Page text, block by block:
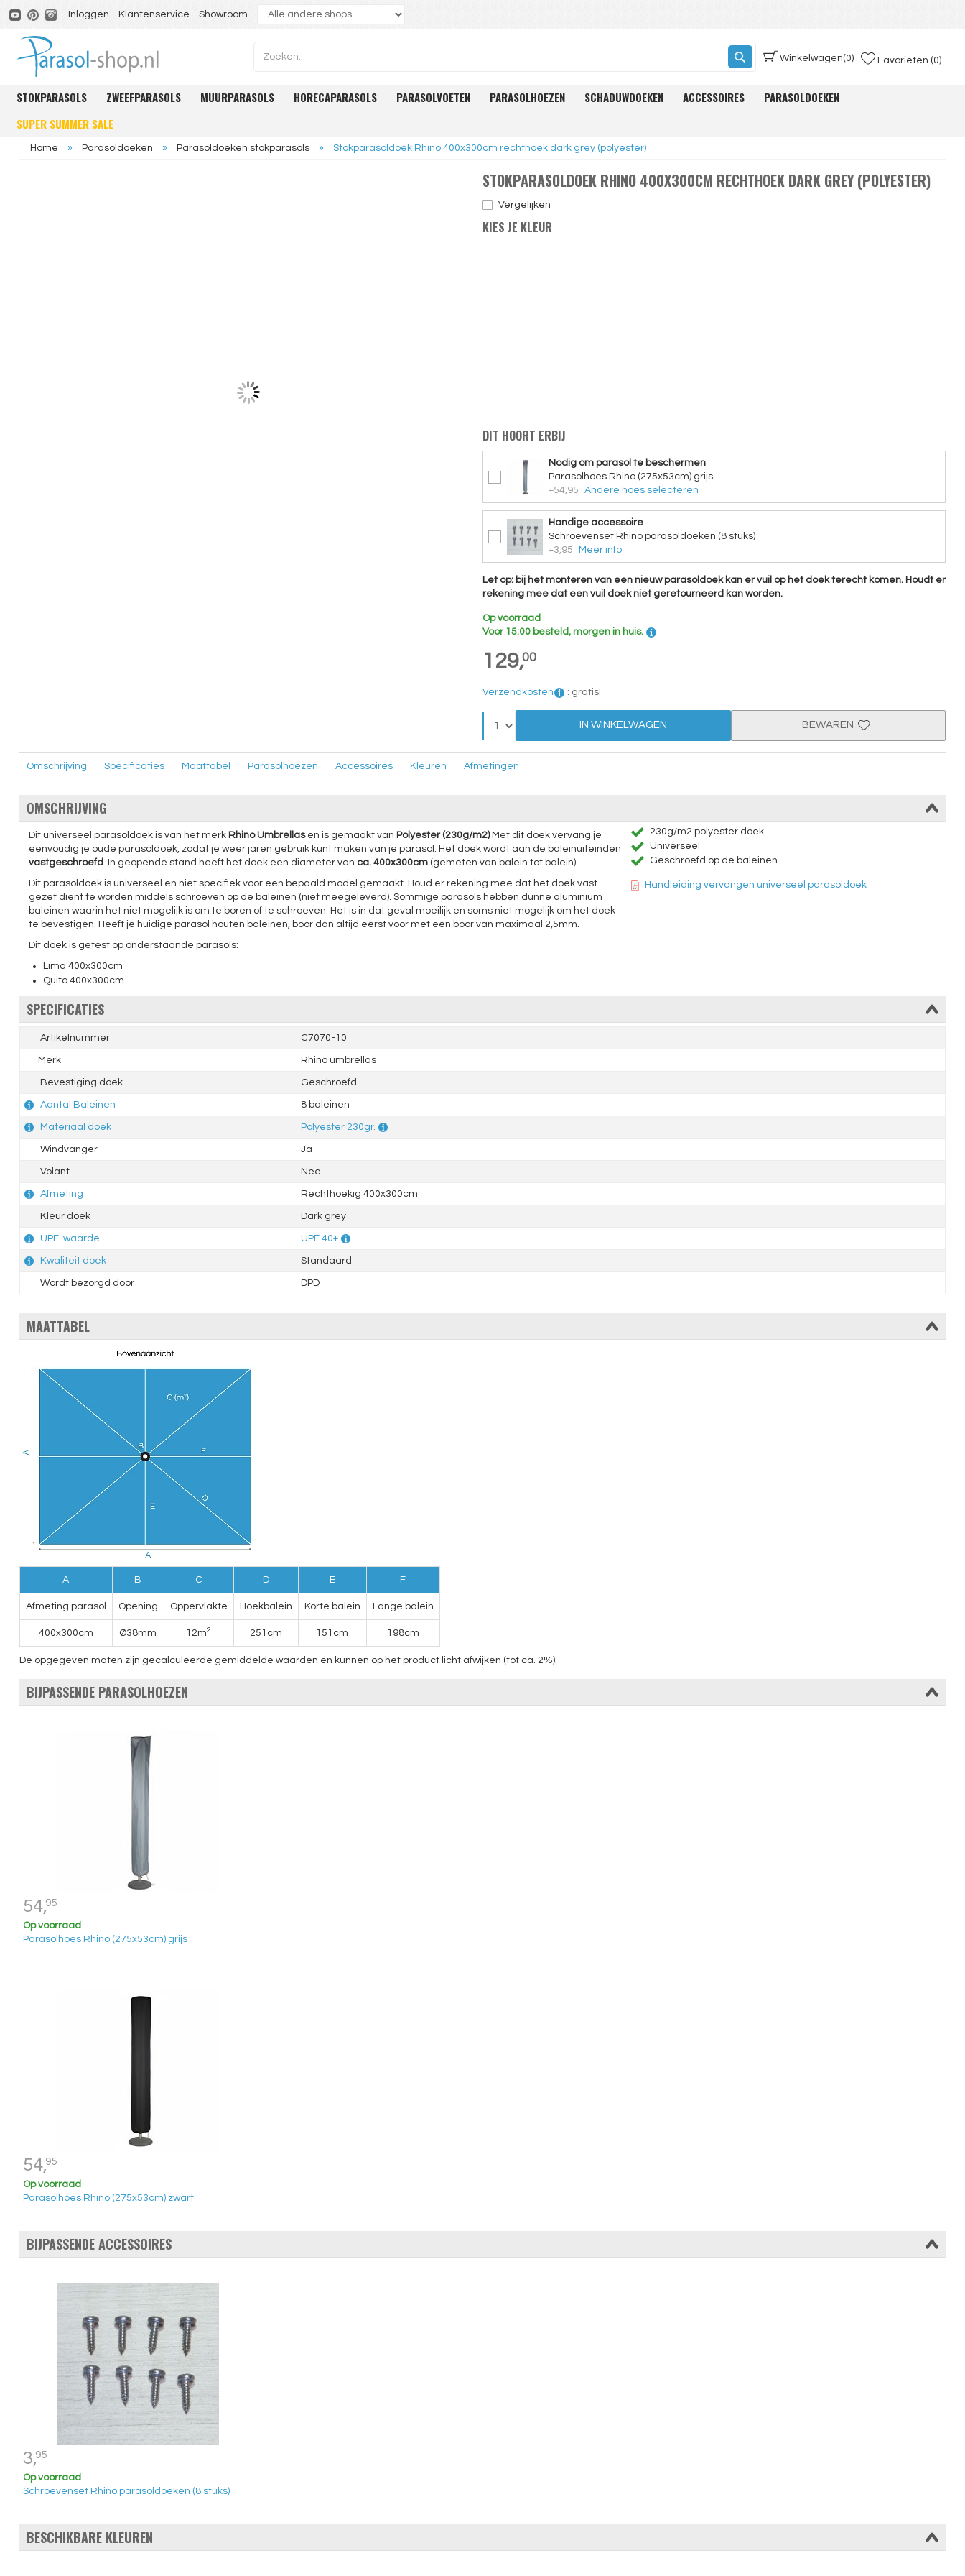
Inloggen Klantenservice Showroom
Winkelwagen(0) Favorieten (0)
STOKPARASOLS ZWEEFPARASOLS MUURPARASOLS HORECAPARASOLS PARASOLVOETEN PARASOLHOEZEN SCHADUWDOEKEN ACCESSOIRES
PARASOLDOEKEN
SUPER SUMMER SALE
Home » Parasoldoeken » Parasoldoeken stokparasols » Stokparasoldoek Rhino 400x300cm rechthoek dark grey (polyester)
STOKPARASOLDOEK RHINO 400X300CM RECHTHOEK DARK GREY (POLYESTER)
Vergelijken
KIES JE KLEUR
DIT HOORT ERBIJ
Nodig om parasol te beschermen
Parasolhoes Rhino (275x53cm) grijs
+54,95
Andere hoes selecteren
Handige accessoire
Schroevenset Rhino parasoldoeken (8 stuks)
+3,95
Meer info
Let op: bij het monteren van een nieuw parasoldoek kan er vuil op het doek terecht komen. Houdt er
rekening mee dat een vuil doek niet geretourneerd kan worden.
Op voorraad
Voor 15:00 besteld, morgen in huis.
129,00
Verzendkosten : gratis!
IN WINKELWAGEN BEWAREN
Omschrijving Specificaties Maattabel Parasolhoezen Accessoires Kleuren Afmetingen
OMSCHRIJVING
Dit universeel parasoldoek is van het merk Rhino Umbrellasen is gemaakt van Polyester (230g/m2)Met dit doek vervang je
eenvoudig je oude parasoldoek, zodat je weer jaren gebruik kunt maken van je parasol. Het doek wordt aan de baleinuiteinden
vastgeschroefd . In geopende stand heeft het doek een diameter van ca. 400x300cm(gemeten van balein tot balein).
Dit parasoldoek is universeel en niet specifiek voor een bepaald model gemaakt. Houd er rekening mee dat het doek vast
gezet dient te worden middels schroeven op de baleinen (niet meegeleverd). Sommige parasols hebben dunne aluminium
baleinen waarin het niet mogelijk is om te boren of te schroeven. Het is in dat geval moeilijk en soms niet mogelijk om het doek
te bevestigen. Heeft je huidige parasol houten baleinen, boor dan altijd eerst voor met een boor van maximaal 2,5mm.
Dit doek is getest op onderstaande parasols:
Lima 400x300cm
Quito 400x300cm
230g/m2 polyester doek
Universeel
Geschroefd op de baleinen
Handleiding vervangen universeel parasoldoek
SPECIFICATIES
Artikelnummer C7070-10
Merk Rhino umbrellas
Bevestiging doek Geschroefd
Aantal Baleinen 8 baleinen
Materiaal doek Polyester 230gr.
Windvanger Ja
Volant Nee
Afmeting Rechthoekig 400x300cm
Kleur doek Dark grey
UPF-waarde UPF 40+
Kwaliteit doek Standaard
Wordt bezorgd door DPD
MAATTABEL
A B C D E F
Afmeting parasol Opening Oppervlakte Hoekbalein Korte balein Lange balein
400x300cm Ø38mm 12m2 251cm 151cm 198cm
De opgegeven maten zijn gecalculeerde gemiddelde waarden en kunnen op het product licht afwijken (tot ca. 2%).
BIJPASSENDE PARASOLHOEZEN
54,95
Op voorraad
Parasolhoes Rhino (275x53cm) grijs
54,95
Op voorraad
Parasolhoes Rhino (275x53cm) zwart
BIJPASSENDE ACCESSOIRES
3,95
Op voorraad
Schroevenset Rhino parasoldoeken (8 stuks)
BESCHIKBARE KLEUREN